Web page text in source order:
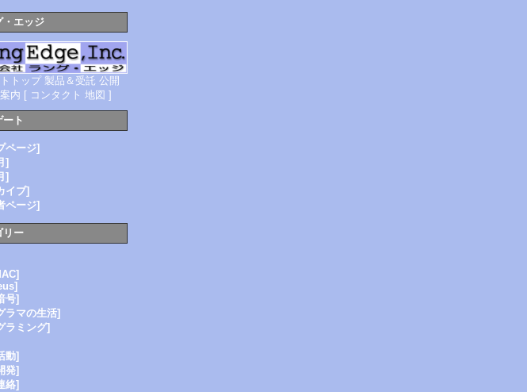
・エッジ
トップ 製品＆受託 公開
内 [ コンタクト 地図 ]
ート
ページ]
]
]
イブ]
ページ]
リー
号]
ラマの生活]
ラミング]
動]
発]
絡]